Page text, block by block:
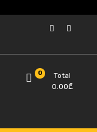
0
Total
0.00₾